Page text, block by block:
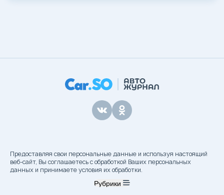
Рубрики
Предоставляя свои персональные данные и используя настоящий
веб-сайт, Вы соглашаетесь с обработкой Ваших персональных
данных и принимаете условия их обработки.